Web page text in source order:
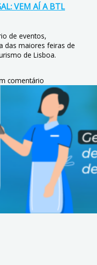
VEM AÍ A BTL
de eventos,
das maiores feiras de
de Lisboa.
comentário